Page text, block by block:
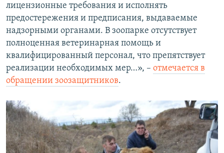
лицензионные требования и исполнять
предостережения и предписания, выдаваемые
надзорными органами. В зоопарке отсутствует
полноценная ветеринарная помощь и
квалифицированный персонал, что препятствует
реализации необходимых мер…», – отмечается в
обращении зоозащитников.